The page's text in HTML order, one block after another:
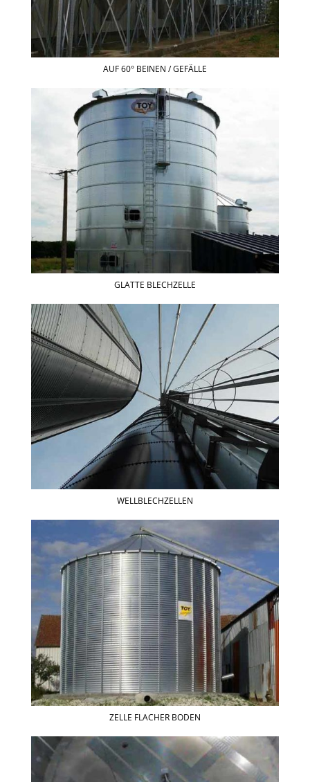
AUF 60° BEINEN / GEFÄLLE
GLATTE BLECHZELLE
WELLBLECHZELLEN
ZELLE FLACHER BODEN